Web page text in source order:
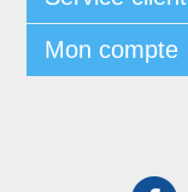
Mon compte